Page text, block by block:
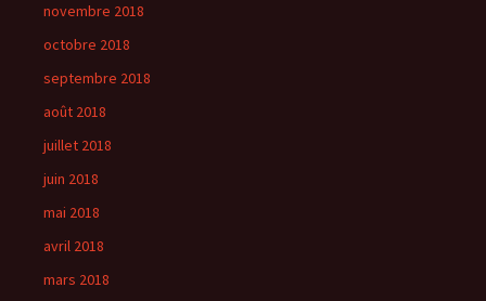
novembre 2018
octobre 2018
septembre 2018
août 2018
juillet 2018
juin 2018
mai 2018
avril 2018
mars 2018